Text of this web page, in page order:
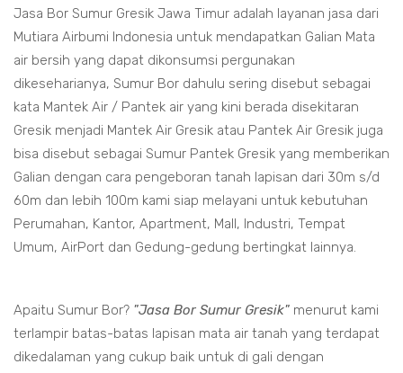
Jasa Bor Sumur Gresik Jawa Timur adalah layanan jasa dari
Mutiara Airbumi Indonesia untuk mendapatkan Galian Mata
air bersih yang dapat dikonsumsi pergunakan
dikeseharianya, Sumur Bor dahulu sering disebut sebagai
kata Mantek Air / Pantek air yang kini berada disekitaran
Gresik menjadi Mantek Air Gresik atau Pantek Air Gresik juga
bisa disebut sebagai Sumur Pantek Gresik yang memberikan
Galian dengan cara pengeboran tanah lapisan dari 30m s/d
60m dan lebih 100m kami siap melayani untuk kebutuhan
Perumahan, Kantor, Apartment, Mall, Industri, Tempat
Umum, AirPort dan Gedung-gedung bertingkat lainnya.
Apaitu Sumur Bor? "Jasa Bor Sumur Gresik" menurut kami
terlampir batas-batas lapisan mata air tanah yang terdapat
dikedalaman yang cukup baik untuk di gali dengan